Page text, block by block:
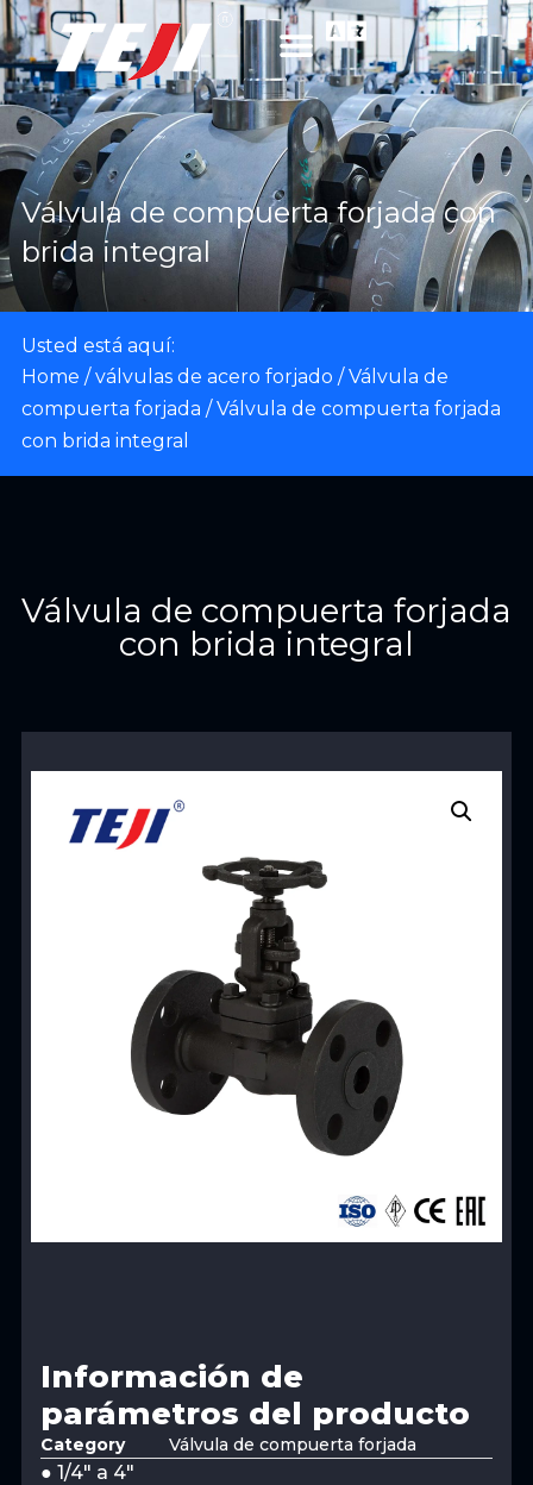
Válvula de compuerta forjada con
brida integral
Usted está aquí:
Home /válvulas de acero forjado /Válvula de
compuerta forjada / Válvula de compuerta forjada
con brida integral
Válvula de compuerta forjada
con brida integral
Información de
parámetros del producto
Category Válvula de compuerta forjada
● 1/4″ a 4″